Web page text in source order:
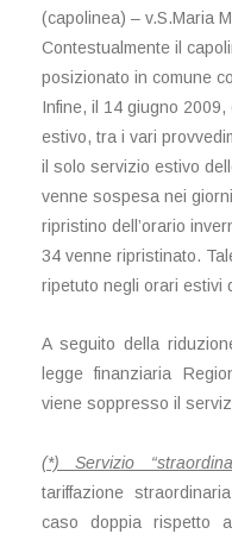
(capolinea) – v.S.Maria
Contestualmente il
posizionato in comune
Infine, il 14 giugno 2009,
estivo, tra i vari
il solo servizio estivo
venne sospesa nei
ripristino dell’orario
34 venne ripristinato.
ripetuto negli orari estivi
A seguito della
legge finanziaria
viene soppresso il
(*) Servizio
tariffazione
caso doppia rispetto